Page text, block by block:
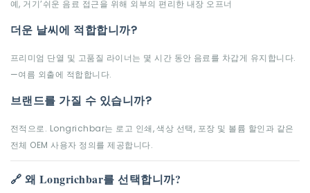
예, 거기’쉬운 음료 접근을 위해 외부의 편리한 내장 오프너
더운 날씨에 적합합니까?
프리미엄 단열 및 고품질 라이너는 몇 시간 동안 음료를 차갑게 유지합니다.
—여름 외출에 적합합니다.
브랜드를 가질 수 있습니까?
전적으로. Longrichbar는 로고 인쇄, 색상 선택, 포장 및 볼륨 할인과 같은
전체 OEM 사용자 정의를 제공합니다.
🔗 왜 Longrichbar를 선택합니까?